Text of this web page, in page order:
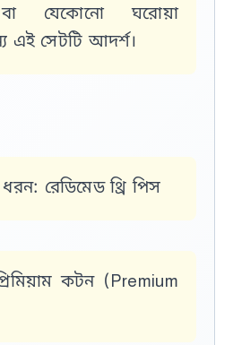
বা যেকোনো ঘরোয়া
সেটটি আদর্শ।
রেডিমেড থ্রি পিস
কটন (Premium